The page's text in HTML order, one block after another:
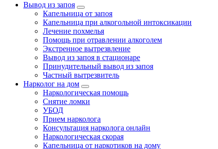
Вывод из запоя
Капельница от запоя
Капельница при алкогольной интоксикации
Лечение похмелья
Помощь при отравлении алкоголем
Экстренное вытрезвление
Вывод из запоя в стационаре
Принудительный вывод из запоя
Частный вытрезвитель
Нарколог на дом
Наркологическая помощь
Снятие ломки
УБОД
Прием нарколога
Консультация нарколога онлайн
Наркологическая скорая
Капельница от наркотиков на дому